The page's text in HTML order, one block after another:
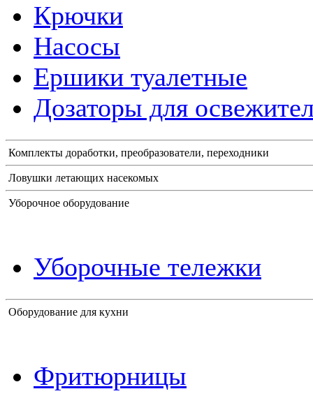
Крючки
Насосы
Ершики туалетные
Дозаторы для
Комплекты доработки, преобразователи, переходники
Ловушки летающих насекомых
Уборочное оборудование
Уборочные тележки
Оборудование для кухни
Фритюрницы